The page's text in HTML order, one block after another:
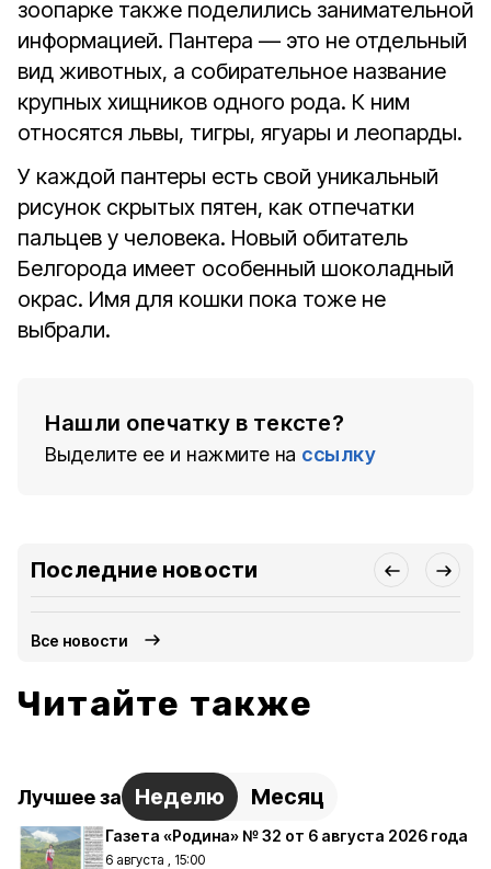
зоопарке также поделились занимательной
информацией. Пантера — это не отдельный
вид животных, а собирательное название
крупных хищников одного рода. К ним
относятся львы, тигры, ягуары и леопарды.
У каждой пантеры есть свой уникальный
рисунок скрытых пятен, как отпечатки
пальцев у человека. Новый обитатель
Белгорода имеет особенный шоколадный
окрас. Имя для кошки пока тоже не
выбрали.
Нашли опечатку в тексте?
Выделите ее и нажмите на ссылку
Последние новости
Все новости
Читайте также
Лучшее за Неделю Месяц
Газета «Родина» № 32 от 6 августа 2026 года
6 августа , 15:00